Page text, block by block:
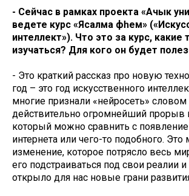
- Сейчас в рамках проекта «Ачык
ведете курс «Ясалма фәһем»
интеллект»). Что это за курс, какие
изучаться? Для кого он будет
- Это краткий рассказ про новую
год – это год искусственного
многие признали «нейросеть» словом
действительно огромнейший прорыв
который можно сравнить с
интернета или чего-то подобного.
изменение, которое потрясло весь
его подстраиваться под свои реалии и
открыло для нас новые грани